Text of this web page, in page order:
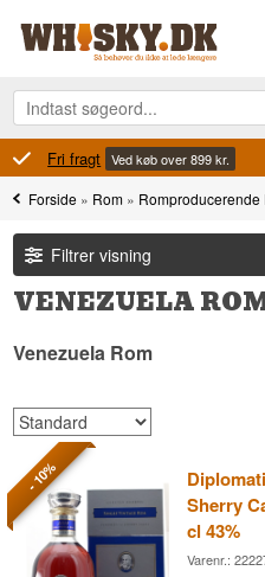
100% Danskejet Ejet og
Forside » Rom »
Filtrer visning
VENEZUELA
Venezuela Rom
- 10%
Sherry
cl 43%
Varenr.: